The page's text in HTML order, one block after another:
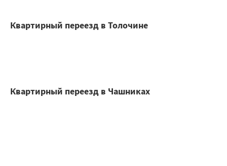
Квартирный переезд в Толочине
Квартирный переезд в Чашниках